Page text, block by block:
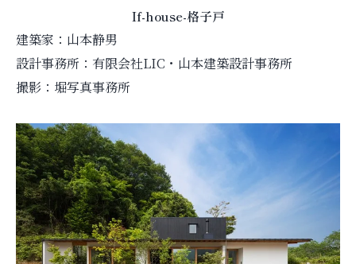
If-house-格子戸
建築家：山本静男
設計事務所：有限会社LIC・山本建築設計事務所
撮影：堀写真事務所